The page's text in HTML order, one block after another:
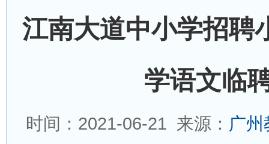
江南大道中小学招聘
学语文临
时间：2021-06-21 来源： 广